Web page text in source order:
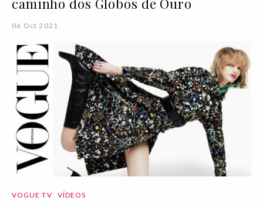
caminho dos Globos de Ouro
06 Oct 2021
VOGUE TV VÍDEOS